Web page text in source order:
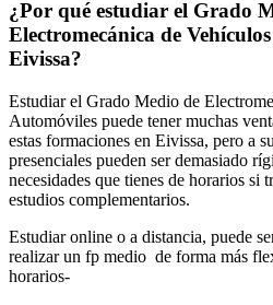
¿Por qué estudiar el Grado
Electromecánica de
Eivissa?
Estudiar el Grado Medio de
Automóviles puede tener muchas
estas formaciones en Eivissa, pero a
presenciales pueden ser demasiado
necesidades que tienes de horarios si
estudios complementarios.
Estudiar online o a distancia, puede
realizar un fp medio de forma más
horarios-